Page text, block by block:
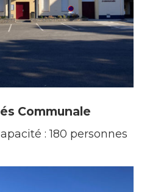
Communale
: 180 personnes